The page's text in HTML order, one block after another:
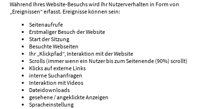
Während Ihres Website-Besuchs wird Ihr Nutzerverhalten in Form von
„Ereignissen“ erfasst. Ereignisse können sein:
Seitenaufrufe
Erstmaliger Besuch der Website
Start der Sitzung
Besuchte Webseiten
Ihr „Klickpfad“, Interaktion mit der Website
Scrolls (immer wenn ein Nutzer bis zum Seitenende (90%) scrollt)
Klicks auf externe Links
interne Suchanfragen
Interaktion mit Videos
Dateidownloads
gesehene / angeklickte Anzeigen
Spracheinstellung